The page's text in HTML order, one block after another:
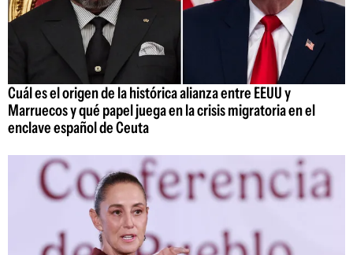
Cuál es el origen de la histórica alianza entre EEUU y
Marruecos y qué papel juega en la crisis migratoria en el
enclave español de Ceuta